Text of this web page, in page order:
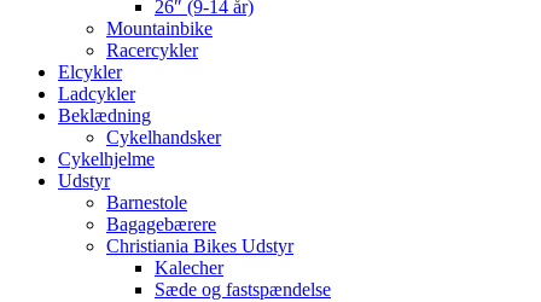
26″ (9-14 år)
Mountainbike
Racercykler
Elcykler
Ladcykler
Beklædning
Cykelhandsker
Cykelhjelme
Udstyr
Barnestole
Bagagebærere
Christiania Bikes Udstyr
Kalecher
Sæde og fastspændelse